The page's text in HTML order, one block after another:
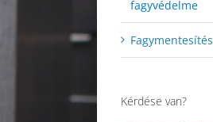
fagyvédelme
Fagymentesítés
Kérdése van?